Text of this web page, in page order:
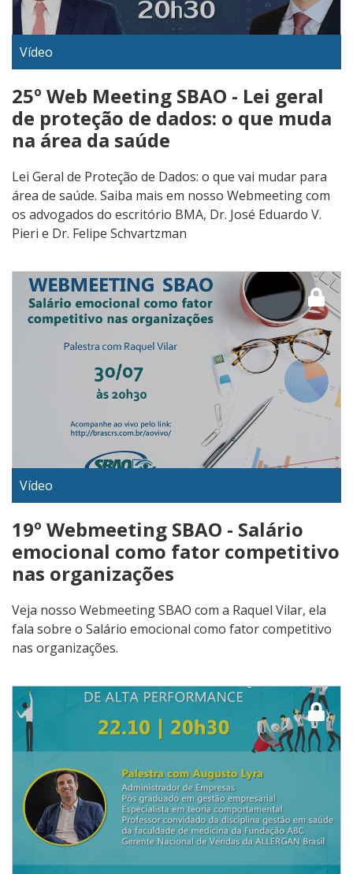
Vídeo
25º Web Meeting SBAO - Lei geral
de proteção de dados: o que muda
na área da saúde
Lei Geral de Proteção de Dados: o que vai mudar para
área de saúde. Saiba mais em nosso Webmeeting com
os advogados do escritório BMA, Dr. José Eduardo V.
Pieri e Dr. Felipe Schvartzman
Vídeo
19º Webmeeting SBAO - Salário
emocional como fator competitivo
nas organizações
Veja nosso Webmeeting SBAO com a Raquel Vilar, ela
fala sobre o Salário emocional como fator competitivo
nas organizações.